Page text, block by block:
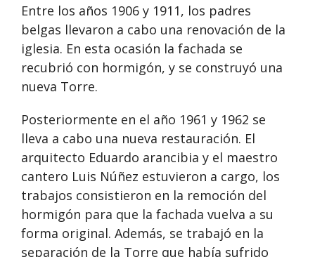
Entre los años 1906 y 1911, los padres
belgas llevaron a cabo una renovación de la
iglesia. En esta ocasión la fachada se
recubrió con hormigón, y se construyó una
nueva Torre.
Posteriormente en el año 1961 y 1962 se
lleva a cabo una nueva restauración. El
arquitecto Eduardo arancibia y el maestro
cantero Luis Núñez estuvieron a cargo, los
trabajos consistieron en la remoción del
hormigón para que la fachada vuelva a su
forma original. Además, se trabajó en la
separación de la Torre que había sufrido